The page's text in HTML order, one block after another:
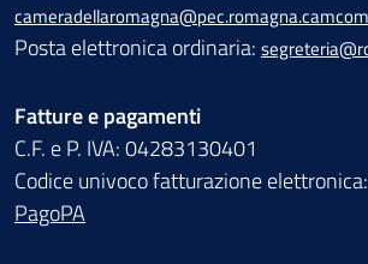
Posta elettronica ordinaria:
Fatture e pagamenti
C.F. e P. IVA: 04283130401
Codice univoco fatturazione
PagoPA